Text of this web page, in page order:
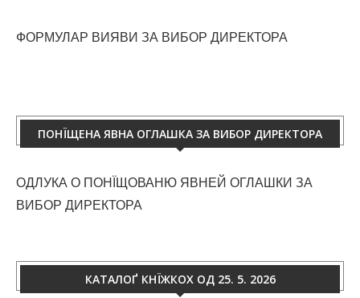
ФОРМУЛАР ВИЯВИ ЗА ВИБОР ДИРЕКТОРА
ПОНЇЩЕНА ЯВНА ОГЛАШКА ЗА ВИБОР ДИРЕКТОРА
ОДЛУКА О ПОНЇЩОВАНЮ ЯВНЕЙ ОГЛАШКИ ЗА
ВИБОР ДИРЕКТОРА
КАТАЛОҐ КНЇЖКОХ ОД 25. 5. 2026